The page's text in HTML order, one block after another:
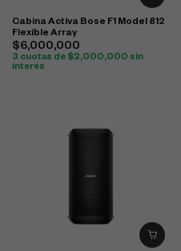
Cabina Activa Bose F1 Model 812
Flexible Array
$6,000,000
3 cuotas de $2,000,000 sin
interés